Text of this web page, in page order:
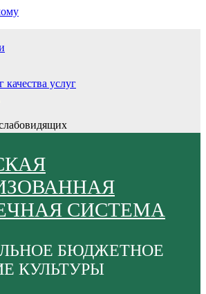
услуг
СИСТЕМА
БЮДЖЕТНОЕ
КУЛЬТУРЫ